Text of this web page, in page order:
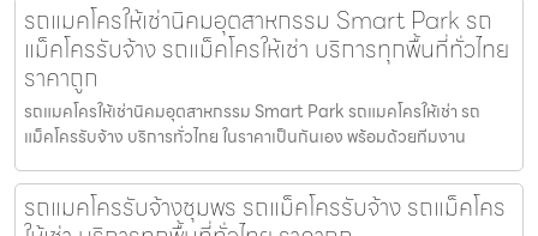
รถแมคโครให้เช่านิคมอุตสาหกรรม Smart Park รถ
แม็คโครรับจ้าง รถแม็คโครให้เช่า บริการทุกพื้นที่ทั่วไทย
ราคาถูก
รถแมคโครให้เช่านิคมอุตสาหกรรม Smart Park รถแมคโครให้เช่า รถ
แม็คโครรับจ้าง บริการทั่วไทย ในราคาเป็นกันเอง พร้อมด้วยทีมงาน
รถแมคโครรับจ้างชุมพร รถแม็คโครรับจ้าง รถแม็คโคร